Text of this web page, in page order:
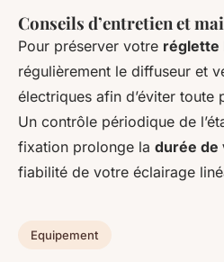
Conseils d’entretien et
Pour préserver votre réglette
régulièrement le diffuseur et
électriques afin d’éviter toute
Un contrôle périodique de
fixation prolonge la durée de
fiabilité de votre éclairage
Equipement